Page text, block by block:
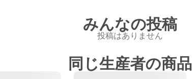
みんなの投稿
投稿はありません
同じ生産者の商品